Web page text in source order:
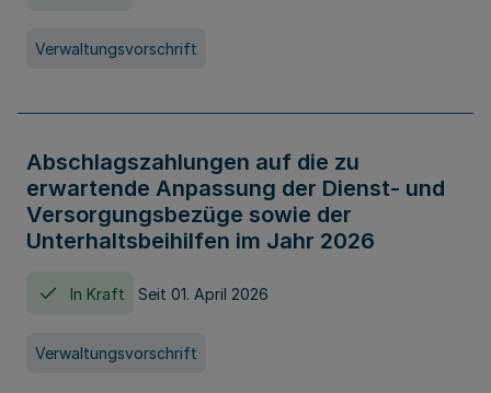
Verwaltungsvorschrift
Abschlagszahlungen auf die zu
erwartende Anpassung der Dienst- und
Versorgungsbezüge sowie der
Unterhaltsbeihilfen im Jahr 2026
In Kraft Seit 01. April 2026
Verwaltungsvorschrift